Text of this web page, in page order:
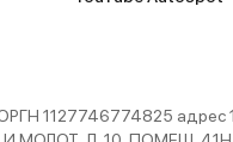
1127746774825 адрес